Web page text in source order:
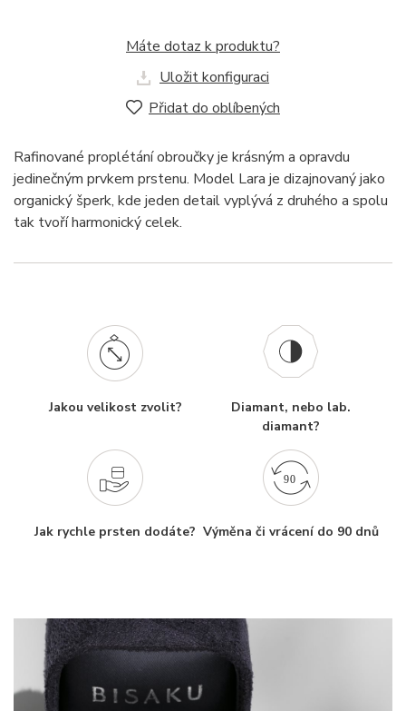
Máte dotaz k produktu?
Uložit konfiguraci
Přidat do oblíbených
Rafinované proplétání obroučky je krásným a opravdu
jedinečným prvkem prstenu. Model Lara je dizajnovaný jako
organický šperk, kde jeden detail vyplývá z druhého a spolu
tak tvoří harmonický celek.
Jakou velikost zvolit?
Diamant, nebo lab.
diamant?
Jak rychle prsten dodáte? Výměna či vrácení do 90 dnů